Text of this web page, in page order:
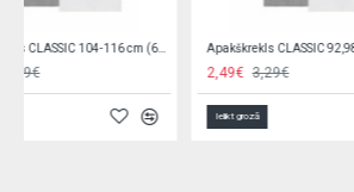
Apakškrekls CLASSIC 92,98 cm (661)